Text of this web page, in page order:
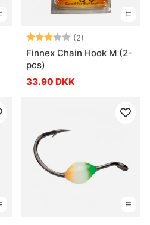
Vurdering: (2)
Finnex Chain Hook M (2-
pcs)
33.90 DKK